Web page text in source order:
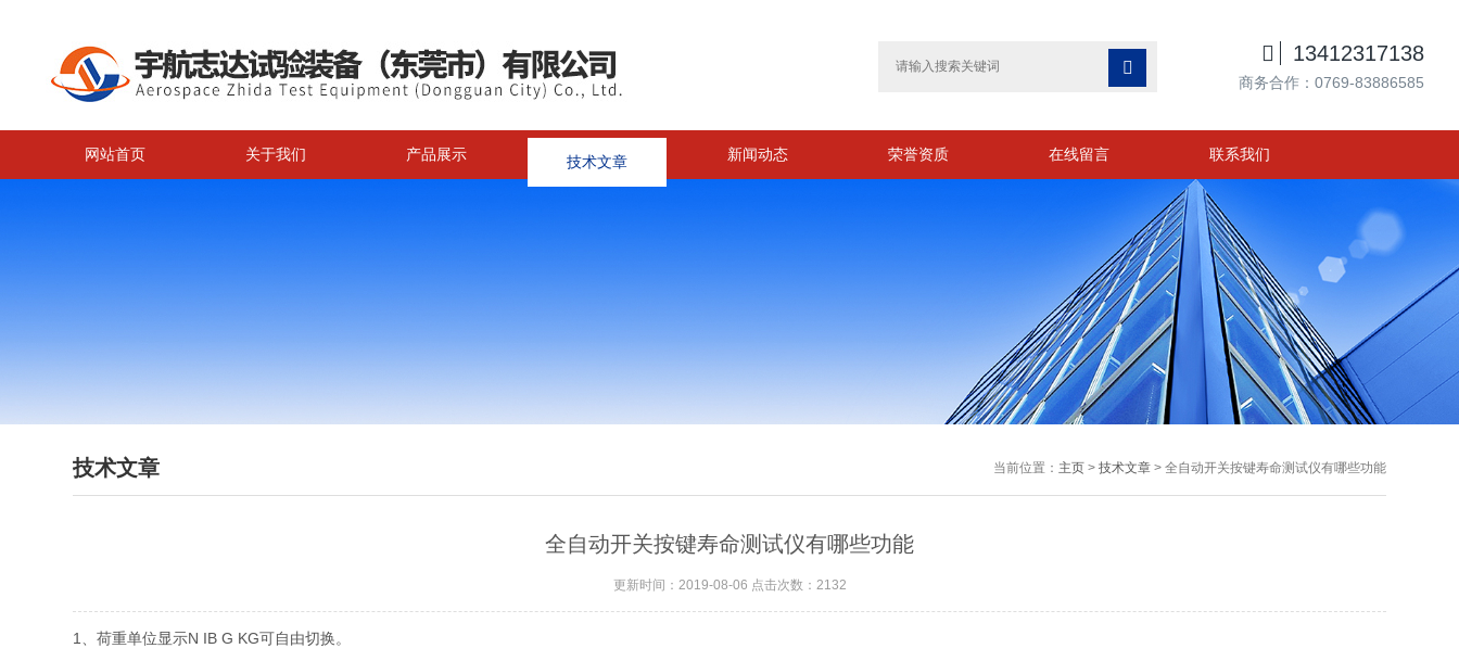

 13412317138
商务合作：0769-83886585
网站首页 关于我们 产品展示 技术文章 新闻动态 荣誉资质 在线留言 联系我们
技术文章 当前位置： 主页> 技术文章> 全自动开关按键寿命测试仪有哪些功能
全自动开关按键寿命测试仪有哪些功能
更新时间：2019-08-06 点击次数：2132
1、荷重单位显示N IB G KG可自由切换。